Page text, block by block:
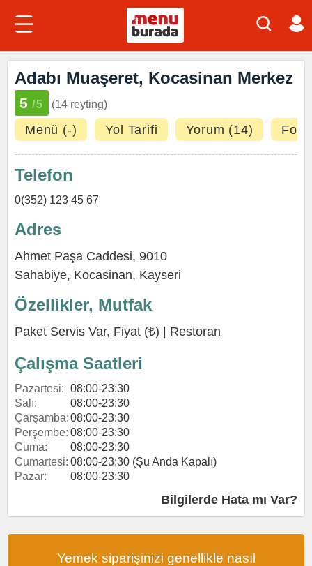
Adabı Muaşeret, Kocasinan Merkez
5 /5 (14 reyting)
Menü (-) Yol Tarifi Yorum (14)
Telefon
0(352) 123 45 67
Adres
Ahmet Paşa Caddesi, 9010
Sahabiye, Kocasinan, Kayseri
Özellikler, Mutfak
Paket Servis Var, Fiyat (₺) | Restoran
Çalışma Saatleri
Pazartesi: 08:00-23:30
Salı:
08:00-23:30
Çarşamba:08:00-23:30
Perşembe: 08:00-23:30
Cuma:
08:00-23:30
Cumartesi: 08:00-23:30 (Şu Anda Kapalı)
Pazar:
08:00-23:30
Bilgilerde Hata mı Var?
Yemek siparişinizi genellikle nasıl